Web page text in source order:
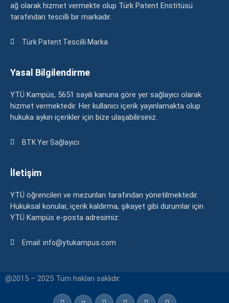
ağ olarak hizmet vermekte olup Türk Patent Enstitüsü
tarafından tescilli bir markadır.
Türk Patent Tescilli Marka
Yasal Bilgilendirme
YTÜ Kampüs, 5651 sayılı kanuna göre yer sağlayıcı olarak
hizmet vermektedir. Her kullanıcı içerik yayınlamakta olup
hukuka aykırı içerikler için bize ulaşabilirsiniz.
BTK Yer Sağlayıcı
İletişim
YTÜ öğrencileri ve mezunları tarafından yönetilmektedir.
Hukuksal konular, içerik kaldırma, şikayet gibi durumlar için
YTÜ Kampüs e-posta adresimiz:
Email: info@ytukampus.com
@2015 – 2025 Tüm hakları saklıdır.